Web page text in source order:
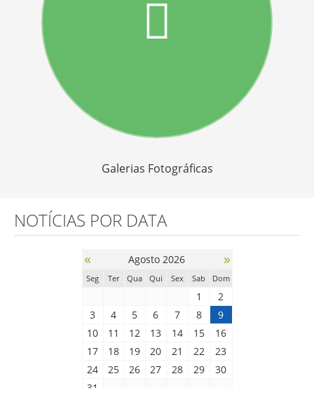
Galerias Fotográficas
NOTÍCIAS POR DATA
« Agosto 2026 »
Seg Ter Qua Qui Sex Sab Dom
1
2
3
4 5 6 7 8
9
10
11 12 13 14 15
16
17
18 19 20 21 22
23
24
25 26 27 28 29
30
31